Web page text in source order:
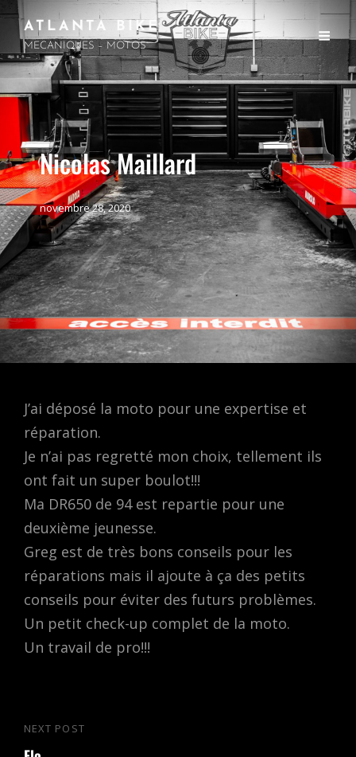
ATLANTA BIKE
MECANIQUES – MOTOS
Nicolas Maillard
novembre 28, 2020
J’ai déposé la moto pour une expertise et
réparation.
Je n’ai pas regretté mon choix, tellement ils
ont fait un super boulot!!!
Ma DR650 de 94 est repartie pour une
deuxième jeunesse.
Greg est de très bons conseils pour les
réparations mais il ajoute à ça des petits
conseils pour éviter des futurs problèmes.
Un petit check-up complet de la moto.
Un travail de pro!!!
Navigation
Next
NEXT POST